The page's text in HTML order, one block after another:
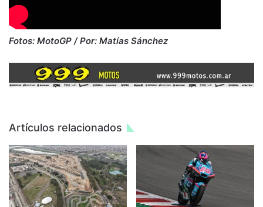
Fotos: MotoGP / Por: Matías Sánchez
Artículos relacionados